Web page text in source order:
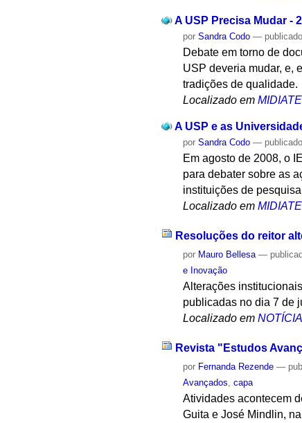
A USP Precisa Mudar -
porSandra Codo — publicado
Debate em torno de
USP deveria mudar, e,
tradições de qualidade.
Localizado em
A USP e as
porSandra Codo — publicado
Em agosto de 2008, o
para debater sobre as
instituições de
Localizado em
Resoluções do reitor
por Mauro Bellesa —
e Inovação
Alterações
publicadas no dia 7 de
Localizado em
Revista "Estudos
por Fernanda Rezende —
Avançados ,capa
Atividades acontecem
Guita e José Mindlin,